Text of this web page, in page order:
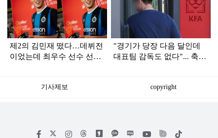
인
제2의 김민재 떴다…데뷔전
이었는데 최우수 선수 선정
"경기가 당장 다음 달인데
대표팀 감독도 없다"... 축구
기사제보 copyright
페
인
위
틱